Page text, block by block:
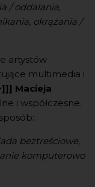
/ oddalania,
okrążania /
artystów
multimedia i
Macieja
i współczesne.
beztreściowe,
komputerowo